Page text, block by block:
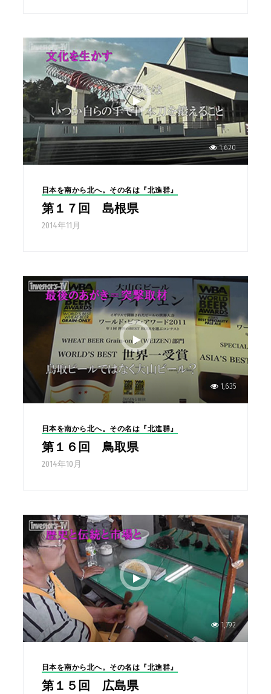
1,620
日本を南から北へ。その名は『北進群』
第１７回 島根県
2014年11月
1,635
日本を南から北へ。その名は『北進群』
第１６回 鳥取県
2014年10月
1,792
日本を南から北へ。その名は『北進群』
第１５回 広島県